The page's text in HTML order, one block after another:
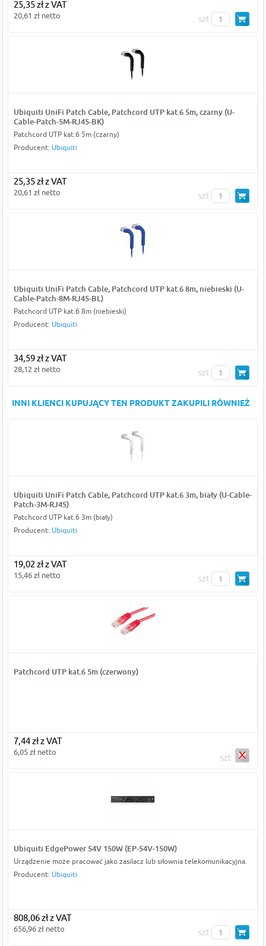
25,35 zł z VAT
20,61 zł netto szt
Ubiquiti UniFi Patch Cable, Patchcord UTP kat.6 5m, czarny (U-
Cable-Patch-5M-RJ45-BK)
Patchcord UTP kat.6 5m (czarny)
Producent: Ubiquiti
25,35 zł z VAT
20,61 zł netto szt
Ubiquiti UniFi Patch Cable, Patchcord UTP kat.6 8m, niebieski (U-
Cable-Patch-8M-RJ45-BL)
Patchcord UTP kat.6 8m (niebieski)
Producent: Ubiquiti
34,59 zł z VAT
28,12 zł netto szt
INNI KLIENCI KUPUJĄCY TEN PRODUKT ZAKUPILI RÓWNIEŻ
Ubiquiti UniFi Patch Cable, Patchcord UTP kat.6 3m, biały (U-Cable-
Patch-3M-RJ45)
Patchcord UTP kat.6 3m (biały)
Producent: Ubiquiti
19,02 zł z VAT
15,46 zł netto szt
Patchcord UTP kat.6 5m (czerwony)
7,44 zł z VAT
6,05 zł netto
szt
Ubiquiti EdgePower 54V 150W (EP-54V-150W)
Urządzenie może pracować jako zasilacz lub siłownia telekomunikacyjna.
Producent: Ubiquiti
808,06 zł z VAT
656,96 zł netto szt